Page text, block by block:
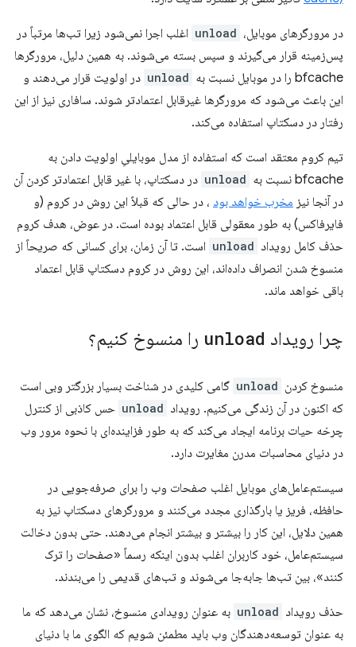
در مرورگرهای موبایل، unload اغلب اجرا نمی‌شود زیرا تب‌ها مرتباً در
پس‌زمینه قرار می‌گیرند و سپس بسته می‌شوند. به همین دلیل، مرورگرها
bfcache را در موبایل نسبت به
unload در اولویت قرار می‌دهند و
این باعث می‌شود که مرورگرها غیرقابل اعتمادتر شوند. سافاری نیز از این
رفتار در دسکتاپ استفاده می‌کند.
تیم کروم معتقد است که استفاده از مدل موبایلیِ اولویت دادن به
bfcache نسبت به
unload در دسکتاپ، با غیر قابل اعتمادتر کردن آن
در آنجا نیز مخرب خواهد بود ، در حالی که قبلاً این روش در کروم (و
فایرفاکس) به طور معقولی قابل اعتماد بوده است. در عوض، هدف کروم
حذف کامل رویداد unload است. تا آن زمان، برای کسانی که صریحاً از
منسوخ شدن انصراف داده‌اند، این روش در کروم دسکتاپ قابل اعتماد
باقی خواهد ماند.
چرا رویداد unload را منسوخ کنیم؟
منسوخ کردن unload گامی کلیدی در شناخت بسیار بزرگتر وبی است
که اکنون در آن زندگی می‌کنیم. رویداد unload حس کاذبی از کنترل
چرخه حیات برنامه ایجاد می‌کند که به طور فزاینده‌ای با نحوه مرور وب
در دنیای محاسبات مدرن مغایرت دارد.
سیستم‌عامل‌های موبایل اغلب صفحات وب را برای صرفه‌جویی در
حافظه، فریز یا بارگذاری مجدد می‌کنند و مرورگرهای دسکتاپ نیز به
همین دلایل، این کار را بیشتر و بیشتر انجام می‌دهند. حتی بدون دخالت
سیستم‌عامل، خود کاربران اغلب بدون اینکه رسماً «صفحات را ترک
کنند»، بین تب‌ها جابه‌جا می‌شوند و تب‌های قدیمی را می‌بندند.
حذف رویداد unload به عنوان رویدادی منسوخ، نشان می‌دهد که ما
به عنوان توسعه‌دهندگان وب باید مطمئن شویم که الگوی ما با دنیای